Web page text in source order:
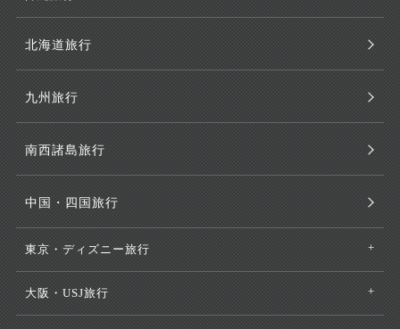
北海道旅行
九州旅行
南西諸島旅行
中国・四国旅行
東京・ディズニー旅行
大阪・USJ旅行